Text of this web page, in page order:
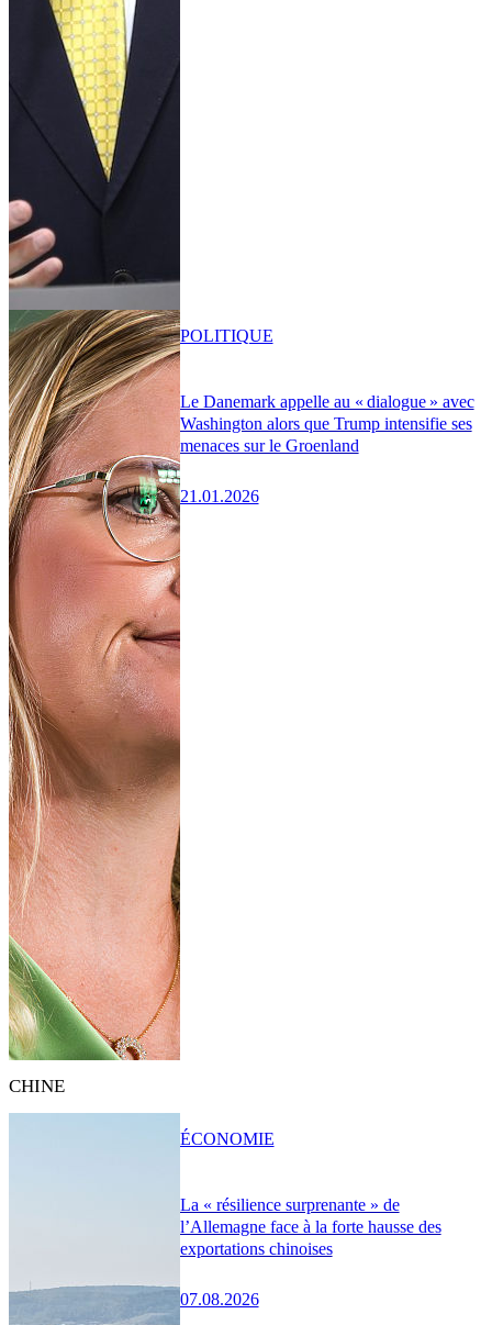
Le Danemark appelle au « dialogue » avec
Washington alors que Trump intensifie ses
menaces sur le Groenland
21.01.2026
POLITIQUE
CHINE
La « résilience surprenante » de
l’Allemagne face à la forte hausse des
exportations chinoises
07.08.2026
ÉCONOMIE